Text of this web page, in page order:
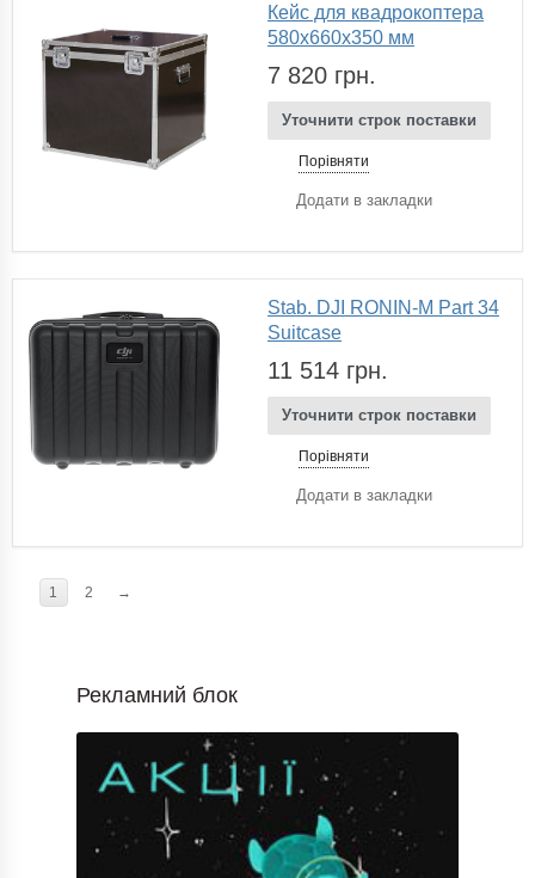
Кейс для квадрокоптера
580х660х350 мм
7 820 грн.
Уточнити строк поставки
Порівняти
Додати в закладки
Stab. DJI RONIN-M Part 34
Suitcase
11 514 грн.
Уточнити строк поставки
Порівняти
Додати в закладки
1 2 →
Рекламний блок